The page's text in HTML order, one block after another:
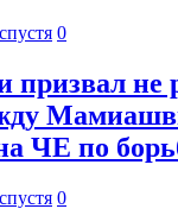
0
не
ЧЕ по
0